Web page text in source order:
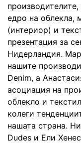
едро на облекла,
(интериор) и
презентация за
Нидерландия.
нашите
Denim, а
асоциация на
облекло и
колеги
нашата страна.
Dudes и Ели